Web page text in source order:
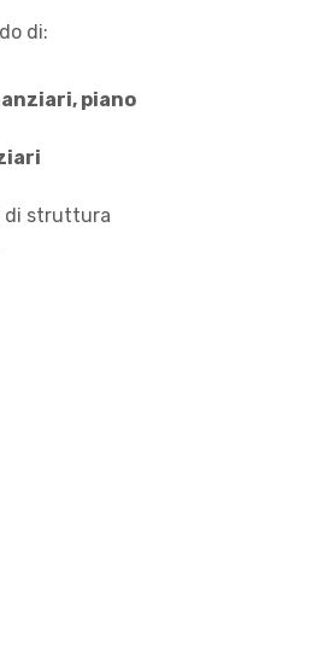
di:
piano
di struttura